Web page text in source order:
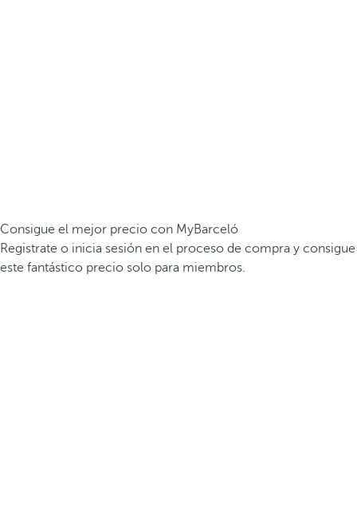
Consigue el mejor precio con MyBarceló
Registrate o inicia sesión en el proceso de compra y consigue
este fantástico precio solo para miembros.